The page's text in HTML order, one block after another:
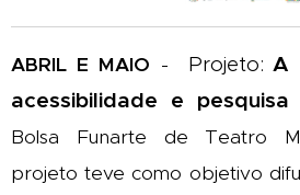
ABRIL E MAIO - Projeto: A
acessibilidade e pesquisa
Bolsa Funarte de Teatro
projeto teve como objetivo